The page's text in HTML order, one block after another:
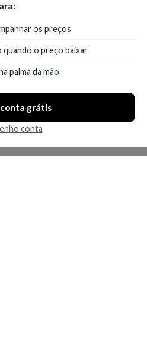
os preços
quando o preço baixar
palma da mão
grátis
conta